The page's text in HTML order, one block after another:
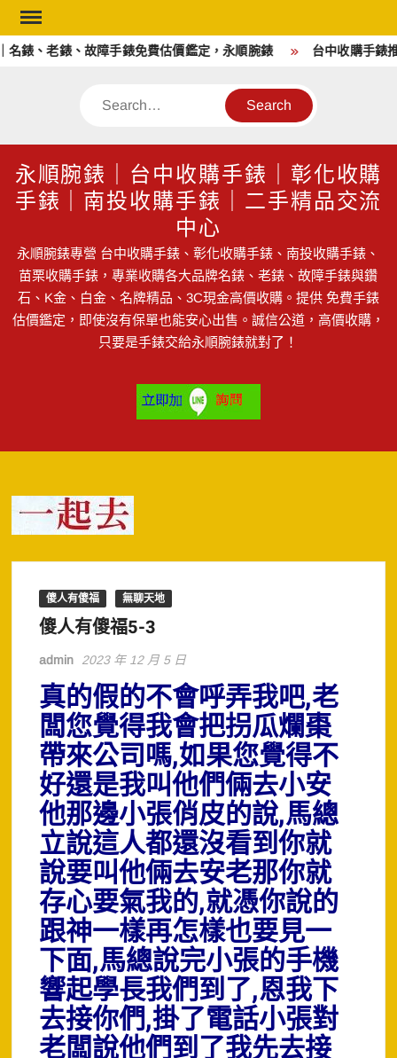
Skip
to
content
錶、老錶、故障手錶免費估價鑑定，永順腕錶 台中收購手錶
Search
永順腕錶｜台中收購手錶｜彰化收購
手錶｜南投收購手錶｜二手精品交流
中心
永順腕錶專營 台中收購手錶、彰化收購手錶、南投收購手錶、
苗栗收購手錶，專業收購各大品牌名錶、老錶、故障手錶與鑽
石、K金、白金、名牌精品、3C現金高價收購。提供 免費手錶
估價鑑定，即使沒有保單也能安心出售。誠信公道，高價收購，
只要是手錶交給永順腕錶就對了！
傻人有傻福 無聊天地
傻人有傻福5-3
admin 2023 年 12 月 5 日
真的假的不會呼弄我吧,老
闆您覺得我會把拐瓜爛棗
帶來公司嗎,如果您覺得不
好還是我叫他們倆去小安
他那邊小張俏皮的說,馬總
立說這人都還沒看到你就
說要叫他倆去安老那你就
存心要氣我的,就憑你說的
跟神一樣再怎樣也要見一
下面,馬總說完小張的手機
響起學長我們到了,恩我下
去接你們,掛了電話小張對
老闆說他們到了我先去接